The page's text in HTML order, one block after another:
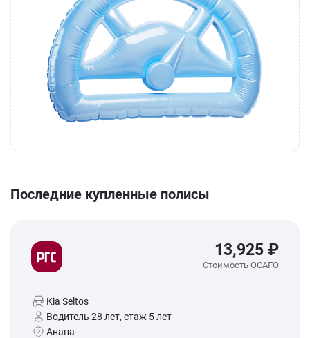
Последние купленные полисы
13,925 ₽
Стоимость ОСАГО
Kia Seltos
Водитель 28 лет, стаж 5 лет
Анапа